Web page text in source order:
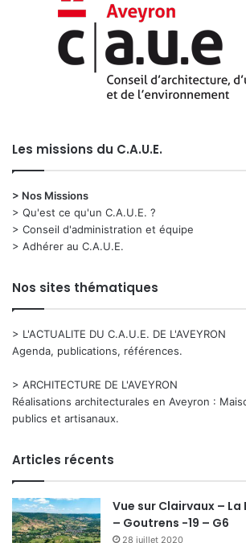
Les missions du C.A.U.E.
> Nos Missions
> Qu'est ce qu'un C.A.U.E. ?
> Conseil d'administration et équipe
> Adhérer au C.A.U.E.
Nos sites thématiques
> L'ACTUALITE DU C.A.U.E. DE L'AVEYRON
Agenda, publications, références.
> ARCHITECTURE DE L'AVEYRON
Réalisations architecturales en Aveyron :
publics et artisanaux.
Articles récents
Vue sur Clairvaux –
– Goutrens -19 – G6
28 juillet 2020